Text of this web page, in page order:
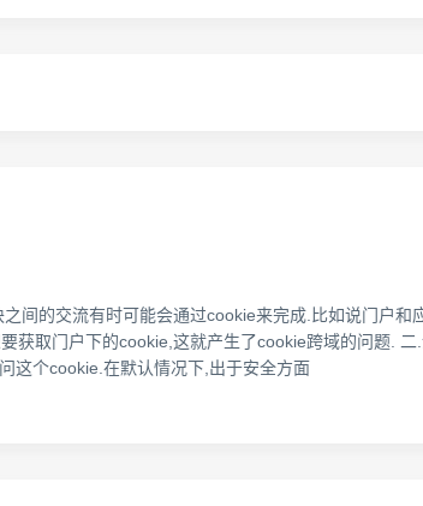
间的交流有时可能会通过cookie来完成.比如说门户
获取门户下的cookie,这就产生了cookie跨域的问题.
这个cookie.在默认情况下,出于安全方面